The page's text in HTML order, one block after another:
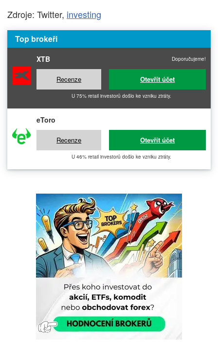
Zdroje: Twitter, investing
Top brokeři
XTB Doporučujeme!
Recenze Otevřít účet
U 75% retail investorů došlo ke vzniku ztráty.
eToro
Recenze Otevřít účet
U 46% retail investorů došlo ke vzniku ztráty.